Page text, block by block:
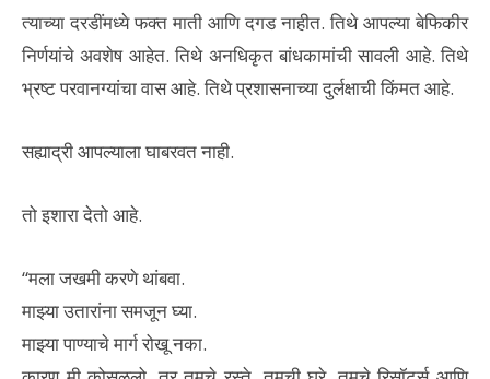
त्याच्या दरडींमध्ये फक्त माती आणि दगड नाहीत. तिथे आपल्या बेफिकीर
निर्णयांचे अवशेष आहेत. तिथे अनधिकृत बांधकामांची सावली आहे. तिथे
भ्रष्ट परवानग्यांचा वास आहे. तिथे प्रशासनाच्या दुर्लक्षाची किंमत आहे.
सह्याद्री आपल्याला घाबरवत नाही.
तो इशारा देतो आहे.
“मला जखमी करणे थांबवा.
माझ्या उतारांना समजून घ्या.
माझ्या पाण्याचे मार्ग रोखू नका.